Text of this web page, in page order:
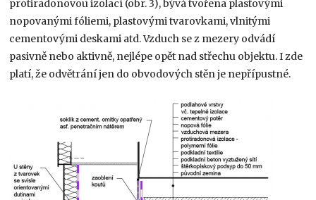
protiradonovou izolací (obr. 3), bývá tvořena plastovými
nopovanými fóliemi, plastovými tvarovkami, vlnitými
cementovými deskami atd. Vzduch se z mezery odvádí
pasivně nebo aktivně, nejlépe opět nad střechu objektu. I zde
platí, že odvětrání jen do obvodových stěn je nepřípustné.